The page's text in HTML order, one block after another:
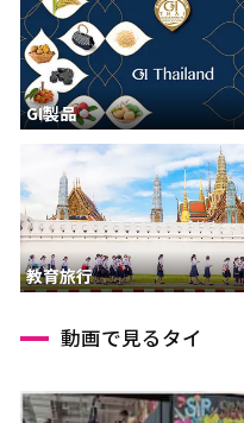
GI製品
教育旅行
動画で見るタイ